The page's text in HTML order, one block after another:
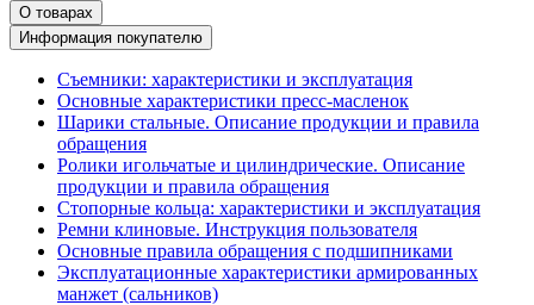
О товарах
Информация покупателю
Съемники: характеристики и эксплуатация
Основные характеристики пресс‑масленок
Шарики стальные. Описание продукции и правила
обращения
Ролики игольчатые и цилиндрические. Описание
продукции и правила обращения
Стопорные кольца: характеристики и эксплуатация
Ремни клиновые. Инструкция пользователя
Основные правила обращения с подшипниками
Эксплуатационные характеристики армированных
манжет (сальников)